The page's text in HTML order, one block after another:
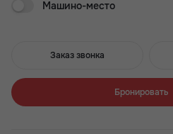
четыре корпуса строятся одним
- Хорошая транспортная
- Широкий выбор планировок
- Детские и воркаут зоны
Машино-место
Заказ звонка
Бронировать